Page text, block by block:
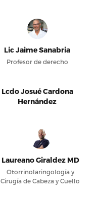
Lic Jaime Sanabria
Profesor de derecho
Lcdo Josué Cardona
Hernández
Laureano Giraldez MD
Otorrinolaringología y
Cirugía de Cabeza y Cuello